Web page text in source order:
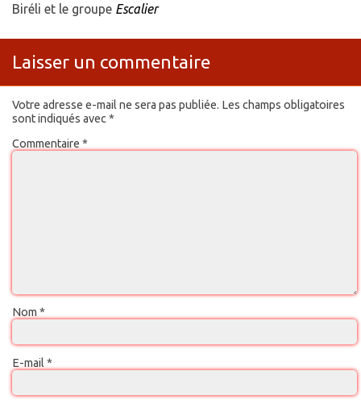
Biréli et le groupe Escalier
Laisser un commentaire
Votre adresse e-mail ne sera pas publiée. Les champs obligatoires
sont indiqués avec *
Commentaire *
Nom*
E-mail *